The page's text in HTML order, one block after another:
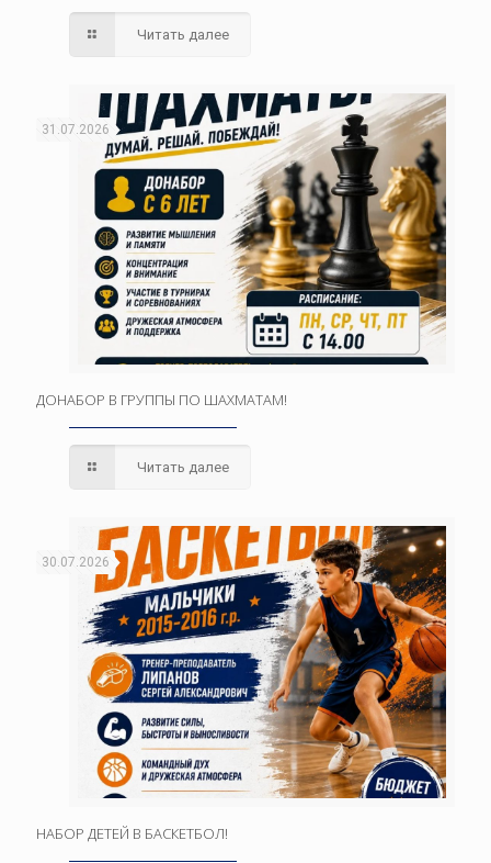
Читать далее
31.07.2026
ДОНАБОР В ГРУППЫ ПО ШАХМАТАМ!
Читать далее
30.07.2026
НАБОР ДЕТЕЙ В БАСКЕТБОЛ!